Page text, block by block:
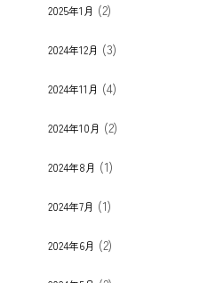
2025年1月 (2)
2024年12月 (3)
2024年11月 (4)
2024年10月 (2)
2024年8月 (1)
2024年7月 (1)
2024年6月 (2)